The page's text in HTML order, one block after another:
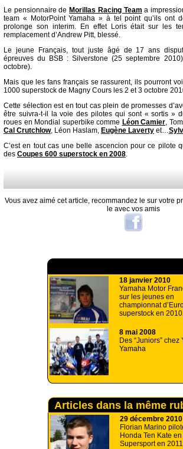
Le pensionnaire de Morillas Racing Team a
team « MotorPoint Yamaha » à tel point qu’ils ont
prolonge son interim. En effet Loris était sur les
remplacement d’Andrew Pitt, blessé.
Le jeune Français, tout juste âgé de 17 ans
épreuves du BSB : Silverstone (25 septembre
octobre).
Mais que les fans français se rassurent, ils pourront
1000 superstock de Magny Cours les 2 et 3 octobre
Cette sélection est en tout cas plein de promesses
être suivra-t-il la voie des pilotes qui sont « sortis »
roues en Mondial superbike comme Léon Camier,
Cal Crutchlow, Léon Haslam, Eugène Laverty et…
C’est en tout cas une belle ascencion pour ce pilote
des Coupes 600 superstock en 2008.
Vous avez aimé cet article, recommandez le sur votre
le avec vos amis
18 janvier 2010
Yamaha Motor
sur les jeunes en
championnat
superstock en
8 mai 2008
Des “Juniors” chez
Yamaha
Articles dans la même
29 décembre 2010
Florian Marino
Honda Ten Kate
Supersport en